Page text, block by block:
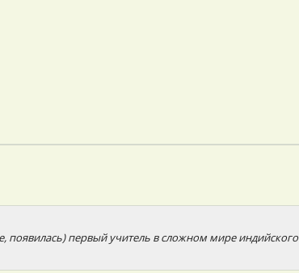
появилась) первый учитель в сложном мире индийского